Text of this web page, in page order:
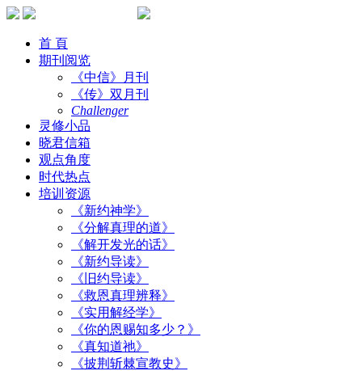
首 頁
期刊阅览
《中信》月刊
《传》双月刊
Challenger
灵修小品
晓君信箱
观点角度
时代热点
培训资源
《新约神学》
《分解真理的道》
《解开发光的话》
《新约导读》
《旧约导读》
《救恩真理辨释》
《实用解经学》
《你的恩赐知多少？》
《真知道祂》
《披荆斩棘宣教史》